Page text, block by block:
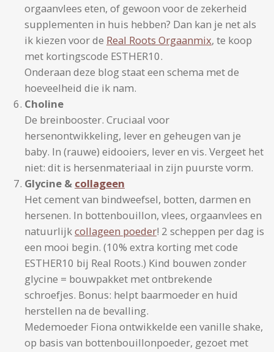
orgaanvlees eten, of gewoon voor de zekerheid
supplementen in huis hebben? Dan kan je net als
ik kiezen voor de Real Roots Orgaanmix, te koop
met kortingscode ESTHER10.
Onderaan deze blog staat een schema met de
hoeveelheid die ik nam.
Choline
De breinbooster. Cruciaal voor
hersenontwikkeling, lever en geheugen van je
baby. In (rauwe) eidooiers, lever en vis. Vergeet het
niet: dit is hersenmateriaal in zijn puurste vorm.
Glycine & collageen
Het cement van bindweefsel, botten, darmen en
hersenen. In bottenbouillon, vlees, orgaanvlees en
natuurlijkcollageen poeder! 2 scheppen per dag is
een mooi begin. (10% extra korting met code
ESTHER10 bij Real Roots.) Kind bouwen zonder
glycine = bouwpakket met ontbrekende
schroefjes. Bonus: helpt baarmoeder en huid
herstellen na de bevalling.
Medemoeder Fiona ontwikkelde een vanille shake,
op basis van bottenbouillonpoeder, gezoet met